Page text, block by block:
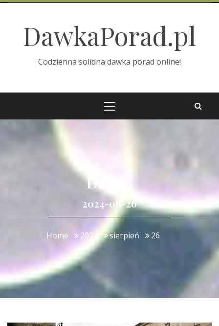
Skip
contentDawkaPorad.pl
Codzienna solidna dawka porad online!
Dzień:
2024-08-26
Home 2024 sierpień 26